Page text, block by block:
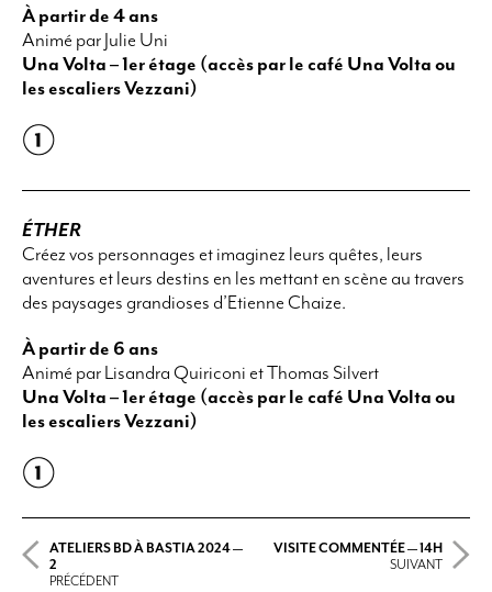
À partir de 4 ans
Animé par Julie Uni
Una Volta – 1er étage (accès par le café Una Volta ou
les escaliers Vezzani)
ÉTHER
Créez vos personnages et imaginez leurs quêtes, leurs
aventures et leurs destins en les mettant en scène au travers
des paysages grandioses d’Etienne Chaize.
À partir de 6 ans
Animé par Lisandra Quiriconi et Thomas Silvert
Una Volta – 1er étage (accès par le café Una Volta ou
les escaliers Vezzani)
ATELIERS BD À BASTIA 2024 —
2
PRÉCÉDENT
VISITE COMMENTÉE — 14H
SUIVANT